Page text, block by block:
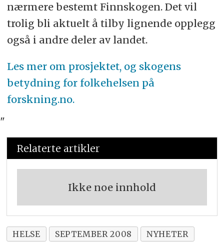
nærmere bestemt Finnskogen. Det vil
trolig bli aktuelt å tilby lignende opplegg
også i andre deler av landet.
Les mer om prosjektet, og skogens
betydning for folkehelsen på
forskning.no.
"
Relaterte artikler
Ikke noe innhold
HELSE SEPTEMBER 2008 NYHETER